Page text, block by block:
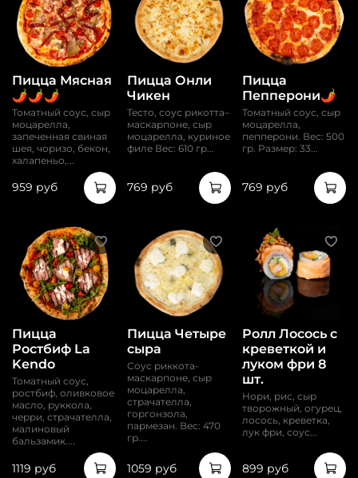
Пицца Мясная
🌶️🌶️🌶️
Томатный соус, сыр
моцарелла,
запеченная свиная
шея, чоризо, бекон,
халапеньо,...
959 руб
Пицца Онли
Чикен
Тесто, соус рикотта–
маскарпоне, сыр
моцарелла, куриное
филе Вес: 610 гр...
769 руб
Пицца
Пепперони🌶️
Томатный соус, сыр
моцарелла,
пепперони. Вес: 500
гр. Размер: 33...
769 руб
Пицца
Ростбиф La
Kendo
Томатный соус,
ростбиф, оливковое
масло, руккола,
черри, страчателла,
малиновый
бальзамик....
1119 руб
Пицца Четыре
сыра
Соус риккота-
маскарпоне, сыр
моцарелла,
страчателла,
горгонзола,
пармезан. Вес: 470
гр....
1059 руб
Ролл Лосось с
креветкой и
луком фри 8
шт.
Нори, рис, сыр
творожный, огурец,
лосось, креветка,
лук фри, соус...
899 руб